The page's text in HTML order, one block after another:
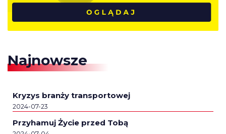
Najnowsze
Kryzys branży transportowej
2024-07-23
Przyhamuj Życie przed Tobą